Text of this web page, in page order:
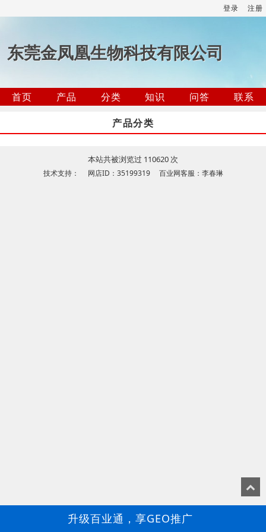
登录 注册
东莞金凤凰生物科技有限公司
首页 产品 分类 知识 问答
联系
产品分类
本站共被浏览过 110620 次
技术支持： 网店ID：35199319 百业网客服：李春琳
升级百业通，享GEO推广